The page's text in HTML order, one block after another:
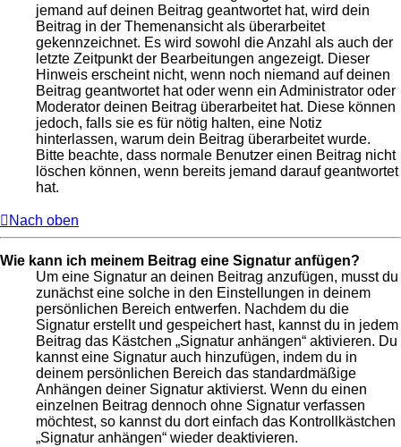
jemand auf deinen Beitrag geantwortet hat, wird dein
Beitrag in der Themenansicht als überarbeitet
gekennzeichnet. Es wird sowohl die Anzahl als auch der
letzte Zeitpunkt der Bearbeitungen angezeigt. Dieser
Hinweis erscheint nicht, wenn noch niemand auf deinen
Beitrag geantwortet hat oder wenn ein Administrator oder
Moderator deinen Beitrag überarbeitet hat. Diese können
jedoch, falls sie es für nötig halten, eine Notiz
hinterlassen, warum dein Beitrag überarbeitet wurde.
Bitte beachte, dass normale Benutzer einen Beitrag nicht
löschen können, wenn bereits jemand darauf geantwortet
hat.
Nach oben
Wie kann ich meinem Beitrag eine Signatur anfügen?
Um eine Signatur an deinen Beitrag anzufügen, musst du
zunächst eine solche in den Einstellungen in deinem
persönlichen Bereich entwerfen. Nachdem du die
Signatur erstellt und gespeichert hast, kannst du in jedem
Beitrag das Kästchen „Signatur anhängen“ aktivieren. Du
kannst eine Signatur auch hinzufügen, indem du in
deinem persönlichen Bereich das standardmäßige
Anhängen deiner Signatur aktivierst. Wenn du einen
einzelnen Beitrag dennoch ohne Signatur verfassen
möchtest, so kannst du dort einfach das Kontrollkästchen
„Signatur anhängen“ wieder deaktivieren.